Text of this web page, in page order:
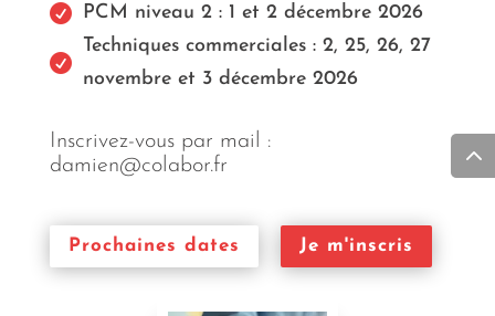
 PCM niveau 2 : 1 et 2 décembre 2026

Techniques commerciales : 2, 25, 26, 27
novembre et 3 décembre 2026
Inscrivez-vous par mail :
damien@colabor.fr
Prochaines dates Je m'inscris